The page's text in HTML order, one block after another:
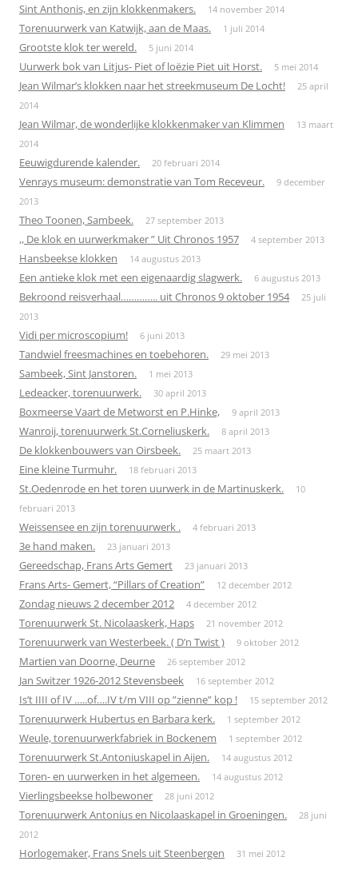
Sint Anthonis, en zijn klokkenmakers. 14 november 2014
Torenuurwerk van Katwijk, aan de Maas. 1 juli 2014
Grootste klok ter wereld. 5 juni 2014
Uurwerk bok van Litjus- Piet of loëzie Piet uit Horst. 5 mei 2014
Jean Wilmar’s klokken naar het streekmuseum De Locht!
25 april
2014
Jean Wilmar, de wonderlijke klokkenmaker van Klimmen
13 maart
2014
Eeuwigdurende kalender. 20 februari 2014
Venrays museum: demonstratie van Tom Receveur.
9 december
2013
Theo Toonen, Sambeek. 27 september 2013
,, De klok en uurwerkmaker ” Uit Chronos 1957 4 september 2013
Hansbeekse klokken 14 augustus 2013
Een antieke klok met een eigenaardig slagwerk. 6 augustus 2013
Bekroond reisverhaal………….. uit Chronos 9 oktober 1954
25 juli
2013
Vidi per microscopium! 6 juni 2013
Tandwiel freesmachines en toebehoren. 29 mei 2013
Sambeek, Sint Janstoren. 1 mei 2013
Ledeacker, torenuurwerk. 30 april 2013
Boxmeerse Vaart de Metworst en P.Hinke, 9 april 2013
Wanroij, torenuurwerk St.Corneliuskerk. 8 april 2013
De klokkenbouwers van Oirsbeek. 25 maart 2013
Eine kleine Turmuhr. 18 februari 2013
St.Oedenrode en het toren uurwerk in de Martinuskerk.
10
februari 2013
Weissensee en zijn torenuurwerk . 4 februari 2013
3e hand maken. 23 januari 2013
Gereedschap, Frans Arts Gemert 23 januari 2013
Frans Arts- Gemert, “Pillars of Creation” 12 december 2012
Zondag nieuws 2 december 2012 4 december 2012
Torenuurwerk St. Nicolaaskerk, Haps 21 november 2012
Torenuurwerk van Westerbeek. ( D’n Twist ) 9 oktober 2012
Martien van Doorne, Deurne 26 september 2012
Jan Switzer 1926-2012 Stevensbeek 16 september 2012
Is’t IIII of IV …..of….IV t/m VIII op ”zienne” kop ! 15 september 2012
Torenuurwerk Hubertus en Barbara kerk. 1 september 2012
Weule, torenuurwerkfabriek in Bockenem 1 september 2012
Torenuurwerk St.Antoniuskapel in Aijen. 14 augustus 2012
Toren- en uurwerken in het algemeen. 14 augustus 2012
Vierlingsbeekse holbewoner 28 juni 2012
Torenuurwerk Antonius en Nicolaaskapel in Groeningen.
28 juni
2012
Horlogemaker, Frans Snels uit Steenbergen 31 mei 2012